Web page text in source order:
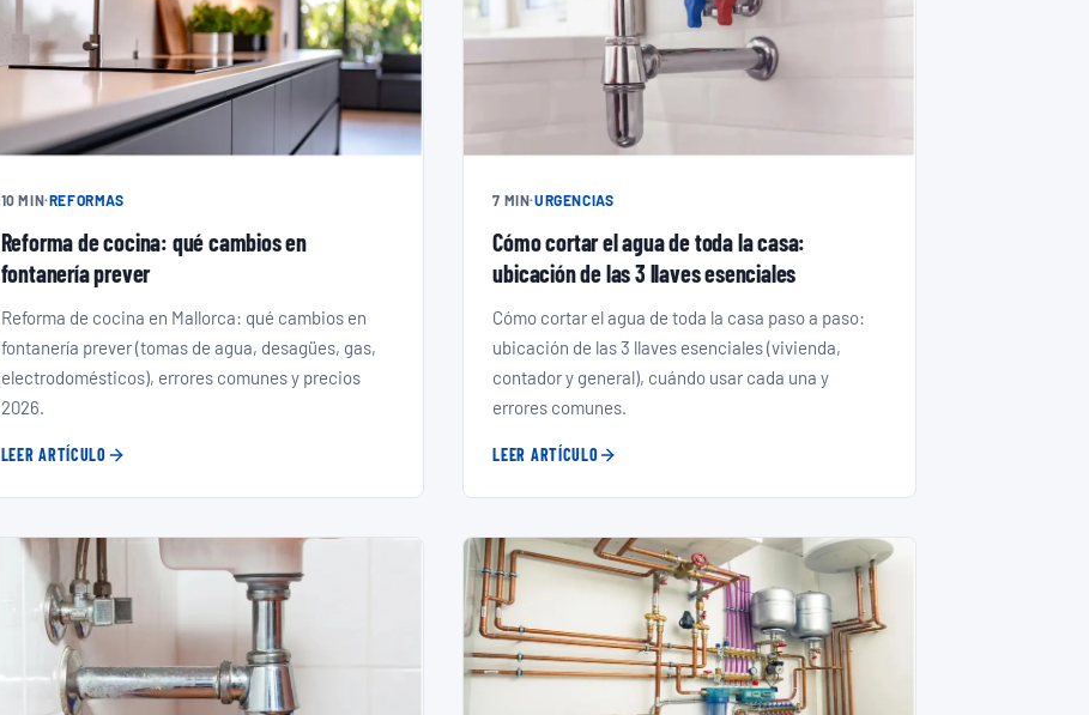
10 MIN·REFORMAS
Reforma de cocina: qué cambios en
fontanería prever
Reforma de cocina en Mallorca: qué cambios en
fontanería prever (tomas de agua, desagües, gas,
electrodomésticos), errores comunes y precios
2026.
LEER ARTÍCULO
7 MIN·URGENCIAS
Cómo cortar el agua de toda la casa:
ubicación de las 3 llaves esenciales
Cómo cortar el agua de toda la casa paso a paso:
ubicación de las 3 llaves esenciales (vivienda,
contador y general), cuándo usar cada una y
errores comunes.
LEER ARTÍCULO